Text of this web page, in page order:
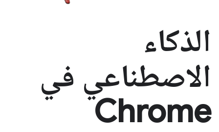
الذكاء
الاصطناعي في
Chrome